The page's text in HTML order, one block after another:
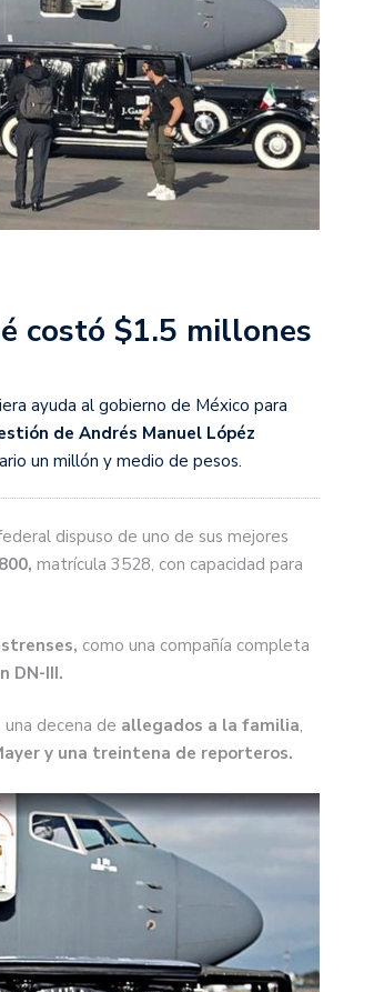
costó $1.5 millones
ayuda al gobierno de México para
de Andrés Manuel Lópéz
un millón y medio de pesos.
dispuso de uno de sus mejores
matrícula 3528, con capacidad para
como una compañía completa
DN-III.
una decena de allegados a la familia,
y una treintena de reporteros.